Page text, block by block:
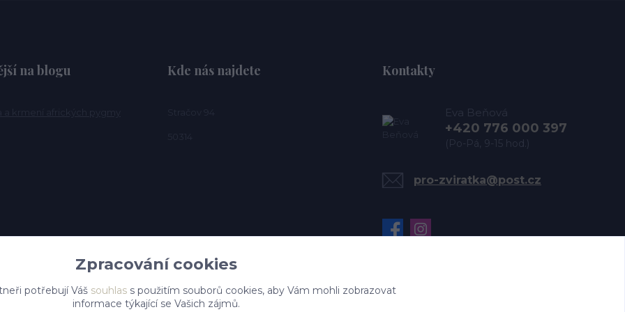
na blogu Kde nás najdete Kontakty
Eva Beňová
+420 776 000 397
(Po-Pá, 9-15 hod.)
pro-zviratka@post.cz
Zpracování cookies
potřebují Váš souhlass použitím souborů cookies, aby Vám mohli zobrazovat
informace týkající se Vašich zájmů.